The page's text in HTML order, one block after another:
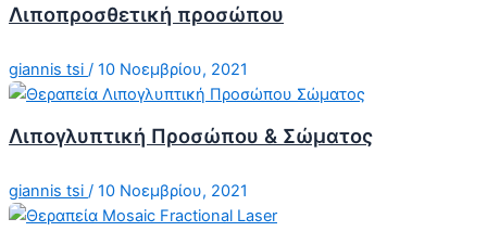
Λιποπροσθετική προσώπου
giannis tsi / 10 Νοεμβρίου, 2021
Λιπογλυπτική Προσώπου & Σώματος
giannis tsi / 10 Νοεμβρίου, 2021